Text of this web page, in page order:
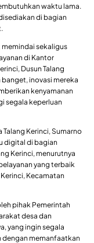
waktu lama.
di bagian
memindai sekaligus
di Kantor
Dusun Talang
inovasi mereka
kenyamanan
segala keperluan
Talang Kerinci, Sumarno
digital di bagian
Kerinci, menurutnya
yang terbaik
Kecamatan
pihak Pemerintah
desa dan
yang ingin segala
dengan memanfaatkan